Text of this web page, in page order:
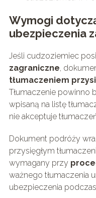
Wymogi
ubezpieczenia
Jeśli cudzoziemiec
zagraniczne,
tłumaczeniem
Tłumaczenie powinno
wpisaną na listę
nie akceptuje
Dokument podróży
przysięgłym
wymagany przy
ważnego tłumaczenia
ubezpieczenia